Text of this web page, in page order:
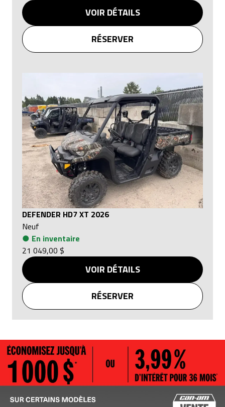
VOIR DÉTAILS
RÉSERVER
DEFENDER HD7 XT 2026
Neuf
● En inventaire
21 049,00 $
VOIR DÉTAILS
RÉSERVER